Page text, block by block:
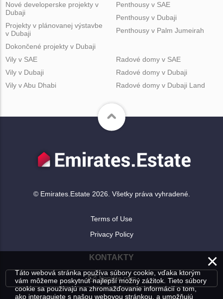
Nové developerske projekty v
Dubaji
Projekty v plánovanej výstavbe
v Dubaji
Dokončené projekty v Dubaji
Penthousy v SAE
Penthousy v Dubaji
Penthousy v Palm Jumeirah
Vily v SAE
Vily v Dubaji
Vily v Abu Dhabi
Radové domy v SAE
Radové domy v Dubaji
Radové domy v Dubaji Land
© Emirates.Estate 2026. Všetky práva vyhradené.
Terms of Use
Privacy Policy
KONTAKTY
Napíšte nám
×
Táto webová stránka používa súbory cookie, vďaka ktorým
vám môžeme poskytnúť najlepší možný zážitok. Tieto súbory
cookie sa používajú na zhromažďovanie informácií o tom,
ako interagujete s našou webovou stránkou, a umožňujú